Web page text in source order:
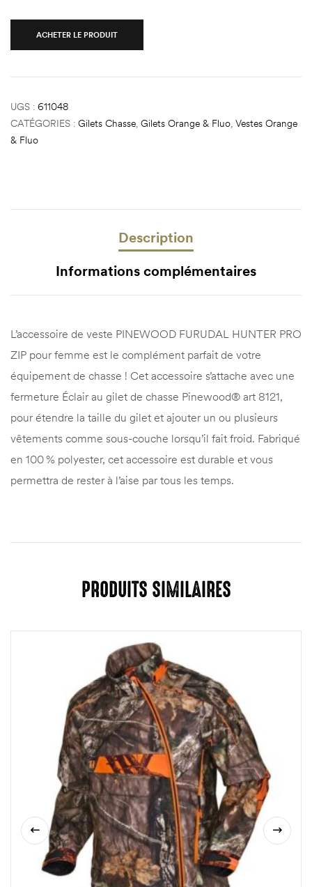
ACHETER LE PRODUIT
UGS : 611048
CATÉGORIES : Gilets Chasse, Gilets Orange & Fluo, Vestes Orange
& Fluo
Description
Informations complémentaires
L’accessoire de veste PINEWOOD FURUDAL HUNTER PRO
ZIP pour femme est le complément parfait de votre
équipement de chasse ! Cet accessoire s’attache avec une
fermeture Éclair au gilet de chasse Pinewood® art 8121,
pour étendre la taille du gilet et ajouter un ou plusieurs
vêtements comme sous-couche lorsqu’il fait froid. Fabriqué
en 100 % polyester, cet accessoire est durable et vous
permettra de rester à l’aise par tous les temps.
PRODUITS SIMILAIRES